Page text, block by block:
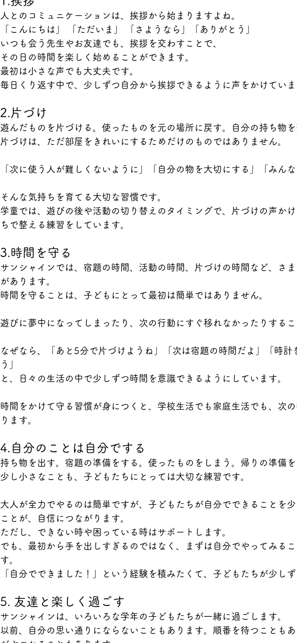
人とのコミュニケーションは、挨拶から始まりますよね。
「こんにちは」 「ただいま」 「さようなら」「ありがとう」
いつも会う先生やお友達でも、挨拶を交わすことで、
その日の時間を楽しく始めることができます。
最初は小さな声でも大丈夫です。
毎日くり返す中で、少しずつ自分から挨拶できるように声をかけていま
2.片づけ
遊んだものを片づける。使ったものを元の場所に戻す。自分の持ち物を
片づけは、ただ部屋をきれいにするためだけのものではありません。
「次に使う人が難しくないように」「自分の物を大切にする」「みんな
そんな気持ちを育てる大切な習慣です。
学童では、遊びの後や活動の切り替えのタイミングで、片づけの声か
ちで整える練習をしています。
3.時間を守る
サンシャインでは、宿題の時間、活動の時間、片づけの時間など、さ
があります。
時間を守ることは、子どもにとって最初は簡単ではありません。
遊びに夢中になってしまったり、次の行動にすぐ移れなかったりするこ
なぜなら、「あと5分で片づけようね」「次は宿題の時間だよ」「時計
う」
と、日々の生活の中で少しずつ時間を意識できるようにしています。
時間をかけて守る習慣が身につくと、学校生活でも家庭生活でも、次
ります。
4.自分のことは自分でする
持ち物を出す。宿題の準備をする。使ったものをしまう。帰りの準備を
少し小さなことも、子どもたちにとっては大切な練習です。
大人が全力でやるのは簡単ですが、子どもたちが自分でできることを
ことが、自信につながります。
ただし、できない時や困っている時はサポートします。
でも、最初から手を出しすぎるのではなく、まずは自分でやってみる
す。
「自分でできました！」という経験を積みたくて、子どもたちが少しず
5. 友達と楽しく過ごす
サンシャインは、いろいろな学年の子どもたちが一緒に過ごします。
以前、自分の思い通りにならないこともあります。順番を待つことも